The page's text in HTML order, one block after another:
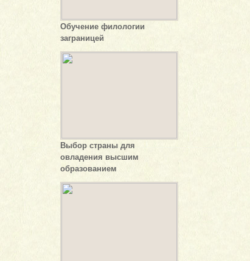
Обучение филологии
заграницей
Выбор страны для
овладения высшим
образованием